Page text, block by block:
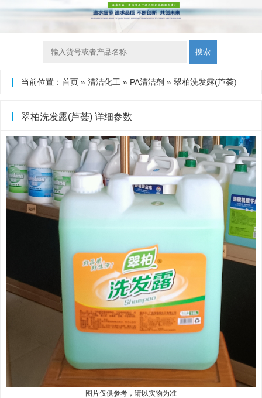
搜索
当前位置： 首页 » 清洁化工 » PA清洁剂 » 翠柏洗发露(芦荟)
翠柏洗发露(芦荟) 详细参数
图片仅供参考，请以实物为准